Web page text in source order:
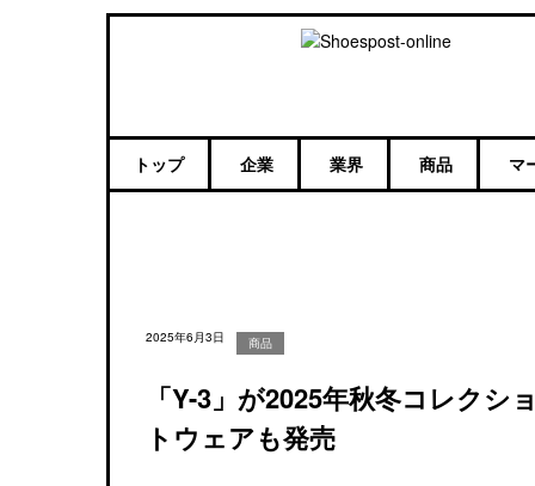
トップ 企業 業界 商品 マ
2025年6月3日 商品
「Y-3」が2025年秋冬コレク
トウェアも発売